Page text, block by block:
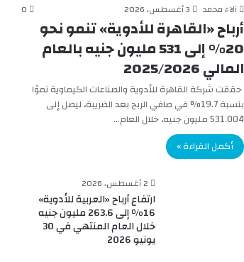
آلاء محمد
3 أغسطس، 2026 0
أرباح «القاهرة للأدوية» تنمو نحو
20% إلى 531 مليون جنيه بالعام
المالي 2025/2026
حققت شركة القاهرة للأدوية والصناعات الكيماوية نموًا
بنسبة 19.7% في صافي الربح بعد الضريبة، ليصل إلى
531.004 مليون جنيه، خلال العام…
أكمل القراءة »
2 أغسطس، 2026
ارتفاع أرباح «العربية للأدوية»
16% إلى 263.6 مليون جنيه
خلال العام المنتهي في 30
يونيو 2026